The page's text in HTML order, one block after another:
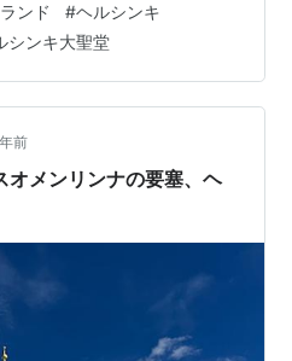
のも3回目となれば慣れたも
閉店間際であったかもめ食
ルシンキのこういった街並み
染んでるのがよい。ただ歩
み楽しんでるうちにかもめ
ンド #ヘルシンキ
シンキ大聖堂
前
オメンリンナの要塞、ヘ